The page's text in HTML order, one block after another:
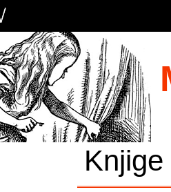
Knjige